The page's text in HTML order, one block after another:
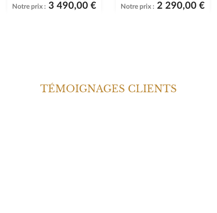
Notre prix : 3 490,00 €
Notre prix : 2 290,00 €
TÉMOIGNAGES CLIENTS